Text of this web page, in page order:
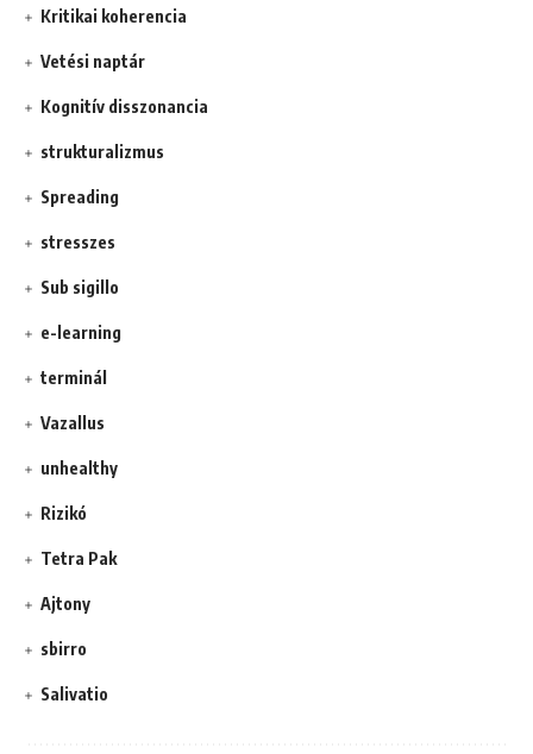
Kritikai koherencia
Vetési naptár
Kognitív disszonancia
strukturalizmus
Spreading
stresszes
Sub sigillo
e-learning
terminál
Vazallus
unhealthy
Rizikó
Tetra Pak
Ajtony
sbirro
Salivatio